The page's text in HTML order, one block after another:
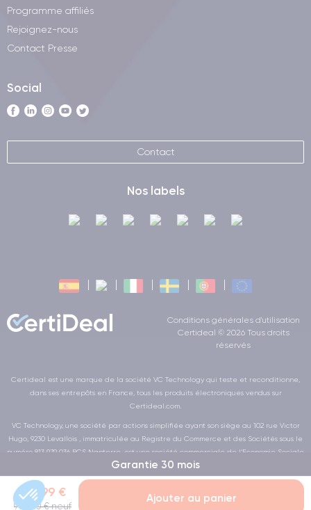
Garantie 30 mois
369,99 €
909,00 € neuf
Ajouter au panier
Programme affiliés
Rejoignez-nous
Contact Presse
Social
Contact
Nos labels
Conditions générales d'utilisation
Certideal © 2026 Tous droits
réservés
Certideal est une marque de la société VC Technology qui teste et reconditionne,
dans ses entrepôts en France, tous les produits électroniques vendus sur
Certideal.com.
VC Technology, une société par actions simplifiée ayant son siège au 102 rue Victor
Hugo, 9230 Levallois , immatriculée au Registre du Commerce et des Sociétés sous le
numéro 813 979 036 RCS Nanterre, est une société commerciale de l’Economie Sociale
et Solidaire au sens de la loi de la LOI n° 2014-856 du 31 juillet 2014